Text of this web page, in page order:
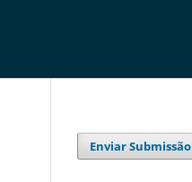
Enviar Submissão